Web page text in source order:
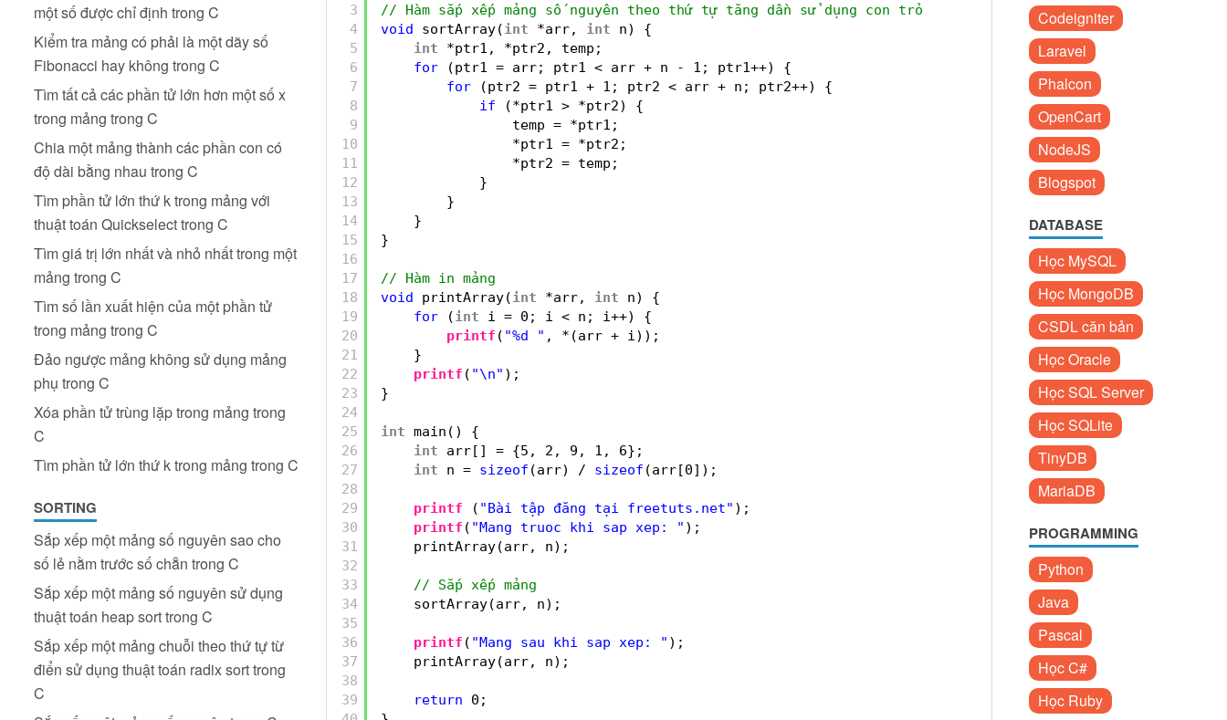
một số được chỉ định trong C
Kiểm tra mảng có phải là một dãy số
Fibonacci hay không trong C
Tìm tất cả các phần tử lớn hơn một số x
trong mảng trong C
Chia một mảng thành các phần con có
độ dài bằng nhau trong C
Tìm phần tử lớn thứ k trong mảng với
thuật toán Quickselect trong C
Tìm giá trị lớn nhất và nhỏ nhất trong một
mảng trong C
Tìm số lần xuất hiện của một phần tử
trong mảng trong C
Đảo ngược mảng không sử dụng mảng
phụ trong C
Xóa phần tử trùng lặp trong mảng trong
C
Tìm phần tử lớn thứ k trong mảng trong C
SORTING
Sắp xếp một mảng số nguyên sao cho
số lẻ nằm trước số chẵn trong C
Sắp xếp một mảng số nguyên sử dụng
thuật toán heap sort trong C
Sắp xếp một mảng chuỗi theo thứ tự từ
điển sử dụng thuật toán radix sort trong
C
3
4
5
6
7
8
9
10
11
12
13
14
15
16
17
18
19
20
21
22
23
24
25
26
27
28
29
30
31
32
33
34
35
36
37
38
39
// Hàm sắp xếp mảng số nguyên theo thứ tự tăng dần sử dụng con trỏ
void
sortArray(int *arr, int
n) {
int
*ptr1, *ptr2, temp;
for
(ptr1 = arr; ptr1 < arr + n - 1; ptr1++) {
for
(ptr2 = ptr1 + 1; ptr2 < arr + n; ptr2++) {
if
(*ptr1 > *ptr2) {
temp = *ptr1;
*ptr1 = *ptr2;
*ptr2 = temp;
}
}
}
}
// Hàm in mảng
void
printArray(int *arr, int
n) {
for
(int
i = 0; i < n; i++) {
printf ( "%d " , *(arr + i));
}
printf ( "\n" );
}
int main() {
int
arr[] = {5, 2, 9, 1, 6};
int
n = sizeof (arr) / sizeof (arr[0]);
printf ( "Bài tập đăng tại freetuts.net" );
printf ( "Mang truoc khi sap xep: " );
printArray(arr, n);
// Sắp xếp mảng
sortArray(arr, n);
printf ( "Mang sau khi sap xep: " );
printArray(arr, n);
return
0;
Codeigniter
Laravel
Phalcon
OpenCart
NodeJS
Blogspot
DATABASE
Học MySQL
Học MongoDB
CSDL căn bản
Học Oracle
Học SQL Server
Học SQLite
TinyDB
MariaDB
PROGRAMMING
Python
Java
Pascal
Học C#
Học Ruby